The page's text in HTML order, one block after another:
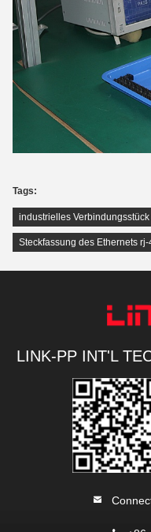
Tags:
industrielles Verbindungsstück
Steckfassung des Ethernets rj-
LINK-PP INT'L